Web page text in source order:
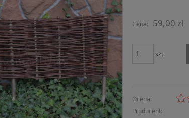
płatności
Cena: 59,00 zł
szt.
Ocena:
Producent: